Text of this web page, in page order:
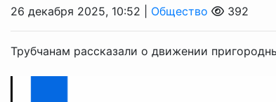
26 декабря 2025, 10:52 | Общество 392
Трубчанам рассказали о движении